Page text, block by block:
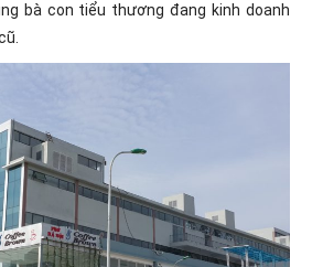
bà con tiểu thương đang kinh doanh